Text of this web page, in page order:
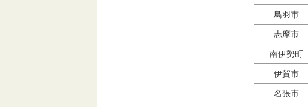
鳥羽市
志摩市
南伊勢町
伊賀市
名張市